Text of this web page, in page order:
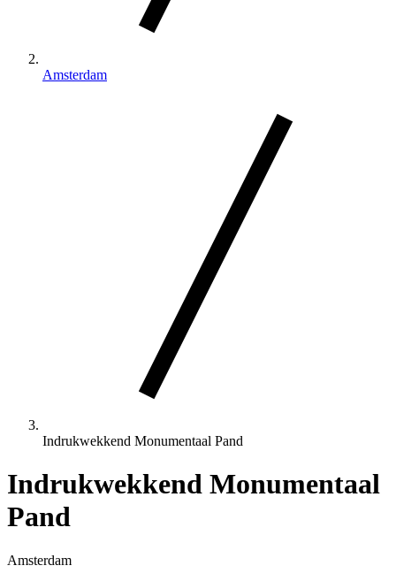
Amsterdam
Indrukwekkend Monumentaal Pand
Indrukwekkend Monumentaal
Pand
Amsterdam